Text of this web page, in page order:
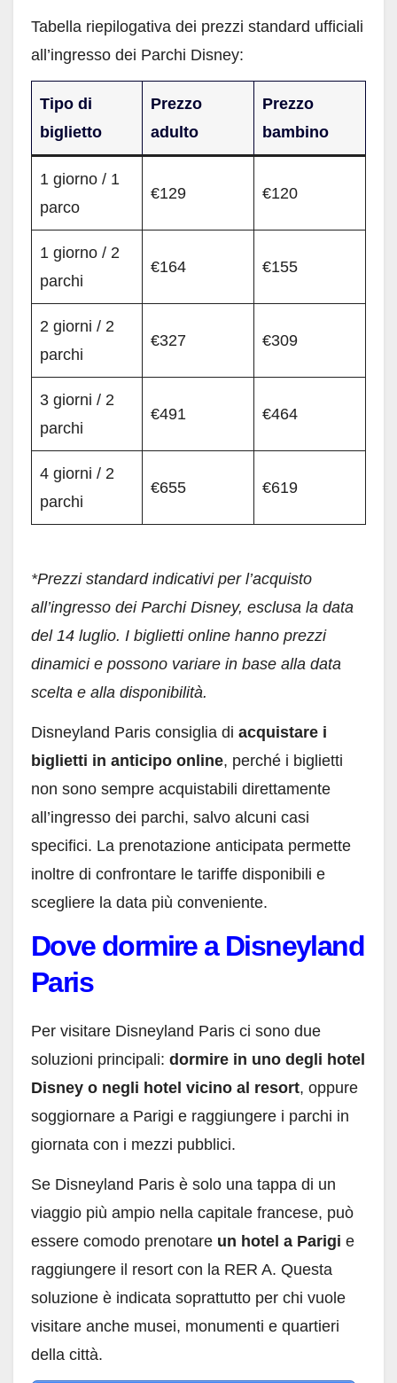
Tabella riepilogativa dei prezzi standard ufficiali
all’ingresso dei Parchi Disney:
Tipo di
biglietto
Prezzo
adulto
Prezzo
bambino
1 giorno / 1
parco
€129 €120
1 giorno / 2
parchi
€164 €155
2 giorni / 2
parchi
€327 €309
3 giorni / 2
parchi
€491 €464
4 giorni / 2
parchi
€655 €619
*Prezzi standard indicativi per l’acquisto
all’ingresso dei Parchi Disney, esclusa la data
del 14 luglio. I biglietti online hanno prezzi
dinamici e possono variare in base alla data
scelta e alla disponibilità.
Disneyland Paris consiglia di acquistare i
biglietti in anticipo online, perché i biglietti
non sono sempre acquistabili direttamente
all’ingresso dei parchi, salvo alcuni casi
specifici. La prenotazione anticipata permette
inoltre di confrontare le tariffe disponibili e
scegliere la data più conveniente.
Dove dormire a Disneyland
Paris
Per visitare Disneyland Paris ci sono due
soluzioni principali: dormire in uno degli hotel
Disney o negli hotel vicino al resort, oppure
soggiornare a Parigi e raggiungere i parchi in
giornata con i mezzi pubblici.
Se Disneyland Paris è solo una tappa di un
viaggio più ampio nella capitale francese, può
essere comodo prenotare un hotel a Parigi e
raggiungere il resort con la RER A. Questa
soluzione è indicata soprattutto per chi vuole
visitare anche musei, monumenti e quartieri
della città.